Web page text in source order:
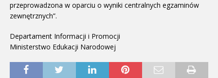
przeprowadzona w oparciu o wyniki centralnych egzaminów
zewnętrznych”.
Departament Informacji i Promocji
Ministerstwo Edukacji Narodowej